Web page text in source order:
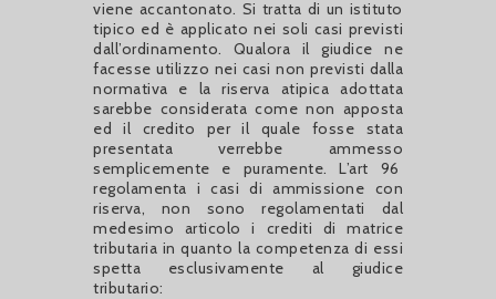
viene accantonato. Si tratta di un istituto
tipico ed è applicato nei soli casi previsti
dall’ordinamento. Qualora il giudice ne
facesse utilizzo nei casi non previsti dalla
normativa e la riserva atipica adottata
sarebbe considerata come non apposta
ed il credito per il quale fosse stata
presentata verrebbe ammesso
semplicemente e puramente. L’art 96
regolamenta i casi di ammissione con
riserva, non sono regolamentati dal
medesimo articolo i crediti di matrice
tributaria in quanto la competenza di essi
spetta esclusivamente al giudice
tributario: